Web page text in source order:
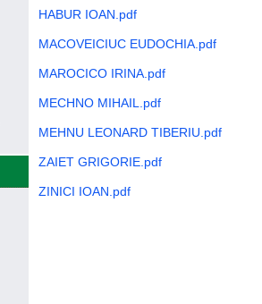
HABUR IOAN.pdf
MACOVEICIUC EUDOCHIA.pdf
MAROCICO IRINA.pdf
MECHNO MIHAIL.pdf
MEHNU LEONARD TIBERIU.pdf
ZAIET GRIGORIE.pdf
ZINICI IOAN.pdf